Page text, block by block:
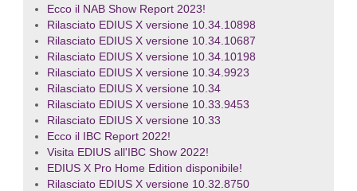
Ecco il NAB Show Report 2023!
Rilasciato EDIUS X versione 10.34.10898
Rilasciato EDIUS X versione 10.34.10687
Rilasciato EDIUS X versione 10.34.10198
Rilasciato EDIUS X versione 10.34.9923
Rilasciato EDIUS X versione 10.34
Rilasciato EDIUS X versione 10.33.9453
Rilasciato EDIUS X versione 10.33
Ecco il IBC Report 2022!
Visita EDIUS all'IBC Show 2022!
EDIUS X Pro Home Edition disponibile!
Rilasciato EDIUS X versione 10.32.8750